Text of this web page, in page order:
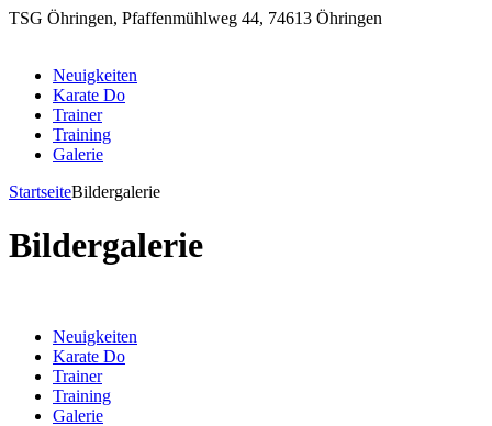
TSG Öhringen, Pfaffenmühlweg 44, 74613 Öhringen
Neuigkeiten
Karate Do
Trainer
Training
Galerie
StartseiteBildergalerie
Bildergalerie
Neuigkeiten
Karate Do
Trainer
Training
Galerie